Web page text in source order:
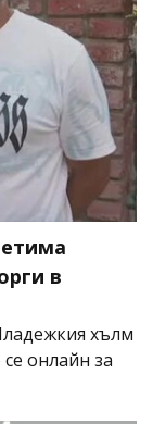
в
хълм
онлайн за